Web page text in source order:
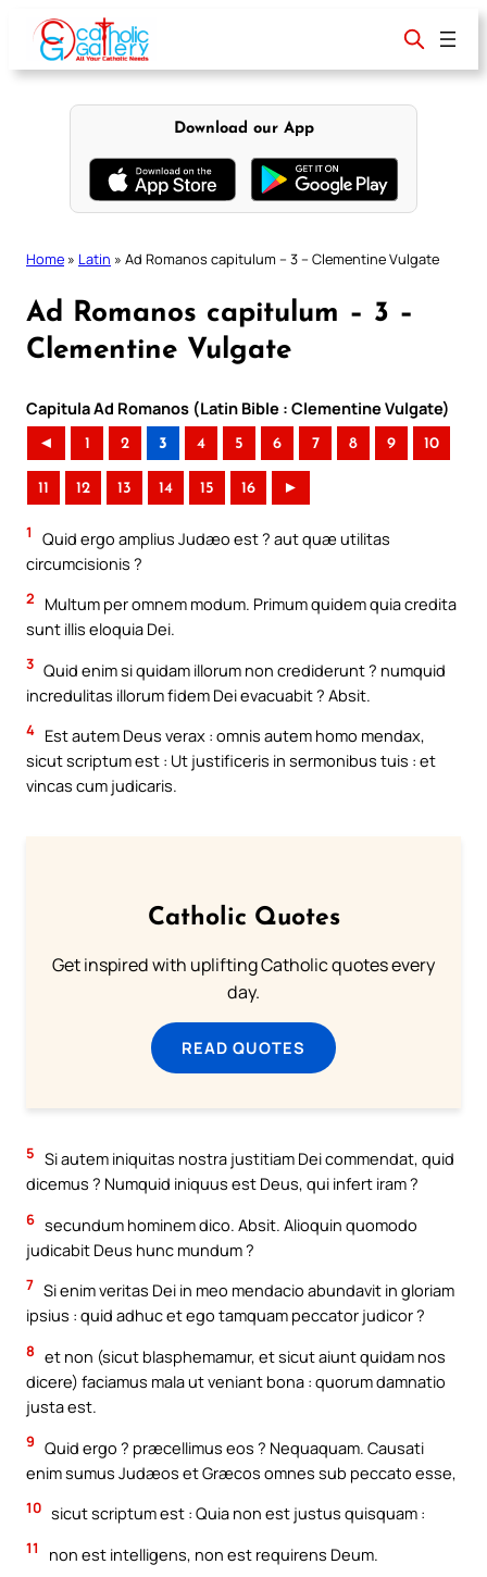
content
Download our App
Home » Latin » Ad Romanos capitulum – 3 – Clementine Vulgate
Ad Romanos capitulum – 3 –
Clementine Vulgate
Capitula Ad Romanos (Latin Bible : Clementine Vulgate)
◄ 1 2 3 4 5 6 7 8 9 10
11 12 13 14 15 16 ►
1
Quid ergo amplius Judæo est ? aut quæ utilitas
circumcisionis ?
2
Multum per omnem modum. Primum quidem quia credita
sunt illis eloquia Dei.
3 Quid enim si quidam illorum non crediderunt ? numquid
incredulitas illorum fidem Dei evacuabit ? Absit.
4 Est autem Deus verax : omnis autem homo mendax,
sicut scriptum est : Ut justificeris in sermonibus tuis : et
vincas cum judicaris.
Catholic Quotes
Get inspired with uplifting Catholic quotes every
day.
READ QUOTES
5 Si autem iniquitas nostra justitiam Dei commendat, quid
dicemus ? Numquid iniquus est Deus, qui infert iram ?
6 secundum hominem dico. Absit. Alioquin quomodo
judicabit Deus hunc mundum ?
7 Si enim veritas Dei in meo mendacio abundavit in gloriam
ipsius : quid adhuc et ego tamquam peccator judicor ?
8 et non (sicut blasphemamur, et sicut aiunt quidam nos
dicere) faciamus mala ut veniant bona : quorum damnatio
justa est.
9 Quid ergo ? præcellimus eos ? Nequaquam. Causati
enim sumus Judæos et Græcos omnes sub peccato esse,
10 sicut scriptum est : Quia non est justus quisquam :
11 non est intelligens, non est requirens Deum.